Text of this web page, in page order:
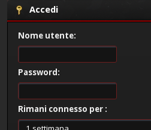
Accedi
Nome utente:
Password:
Rimani connesso per :